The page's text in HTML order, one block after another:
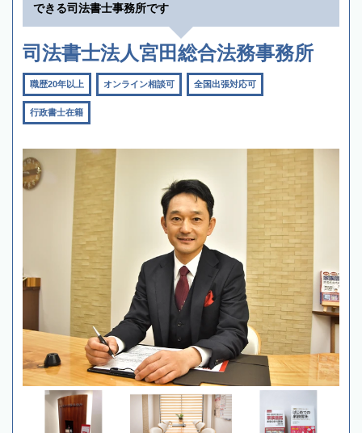
できる司法書士事務所です
司法書士法人宮田総合法務事務所
職歴20年以上 オンライン相談可 全国出張対応可
行政書士在籍